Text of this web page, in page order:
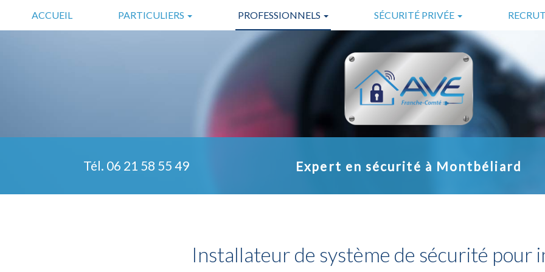
ACCUEIL PARTICULIERS PROFESSIONNELS
COMMERCES
INDUSTRIELS
SÉCURITÉ PRIVÉE
GARDIENNAGE
SURVEILLANCE
SÉCURITÉ INCENDIE
TÉLÉSURVEILLANCE
Tél. 06 21 58 55 49 Expert en sécurité à Montbéliard
Installateur de système de sécurité pour